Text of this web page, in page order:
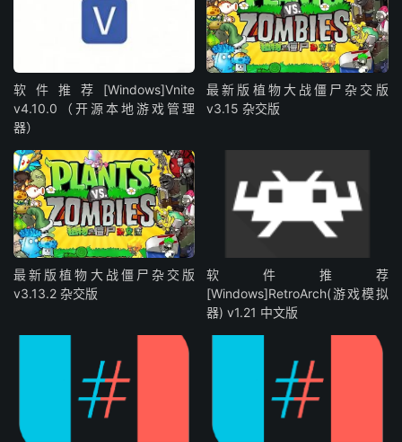
软件推荐[Windows]Vnite
v4.10.0（开源本地游戏管理
器）
最新版植物大战僵尸杂交版
v3.15 杂交版
最新版植物大战僵尸杂交版
v3.13.2 杂交版
软件推荐
[Windows]RetroArch(游戏模拟
器) v1.21 中文版